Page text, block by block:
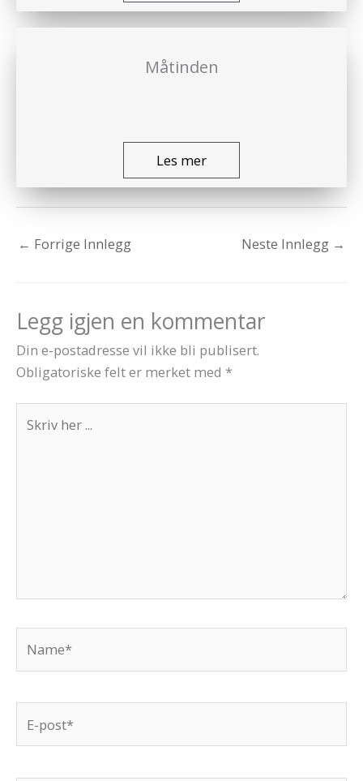
Måtinden
Les mer
← Forrige Innlegg Neste Innlegg →
Legg igjen en kommentar
Din e-postadresse vil ikke bli publisert.
Obligatoriske felt er merket med *
her
post*